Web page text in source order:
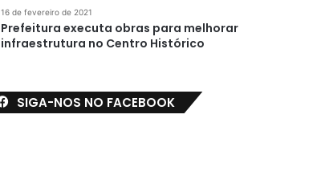
16 de fevereiro de 2021
Prefeitura executa obras para melhorar
infraestrutura no Centro Histórico
SIGA-NOS NO FACEBOOK